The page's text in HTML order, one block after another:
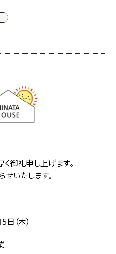
御礼申し上げます。
いたします。
日（木）